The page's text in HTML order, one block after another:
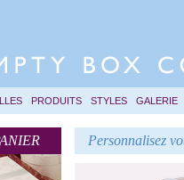
PRODUITS STYLES GALERIE
Personnalisez